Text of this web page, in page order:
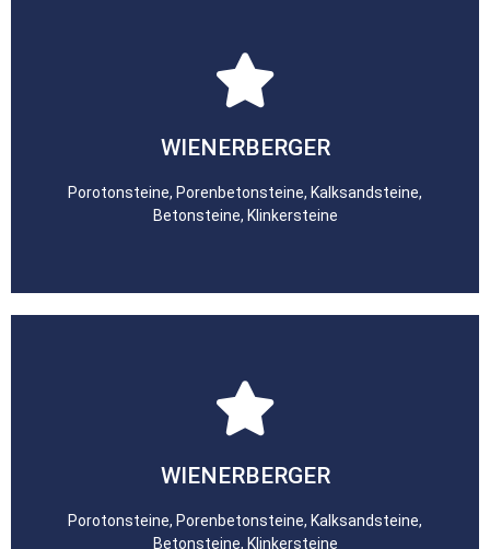
WIENERBERGER
Porotonsteine, Porenbetonsteine, Kalksandsteine,
Betonsteine, Klinkersteine
zum Lieferanten
WIENERBERGER
Porotonsteine, Porenbetonsteine, Kalksandsteine,
Betonsteine, Klinkersteine
zum Lieferanten